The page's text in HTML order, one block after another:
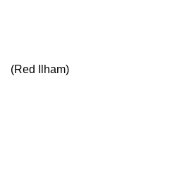
(Red Ilham)